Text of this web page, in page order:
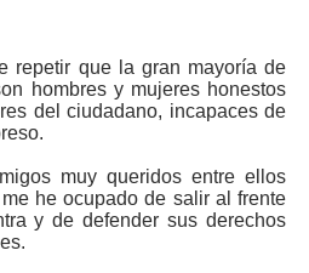
repetir que la gran mayoría de
hombres y mujeres honestos
del ciudadano, incapaces de
muy queridos entre ellos
he ocupado de salir al frente
y de defender sus derechos